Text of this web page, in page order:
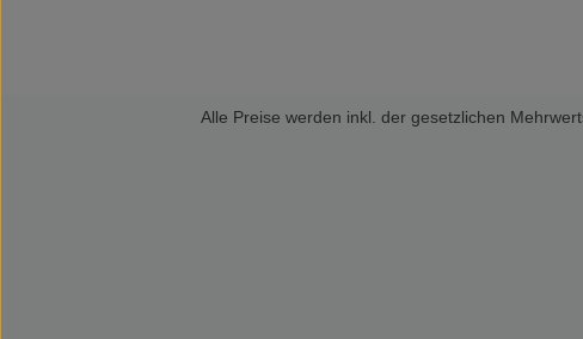
Alle Preise werden inkl. der gesetzlichen